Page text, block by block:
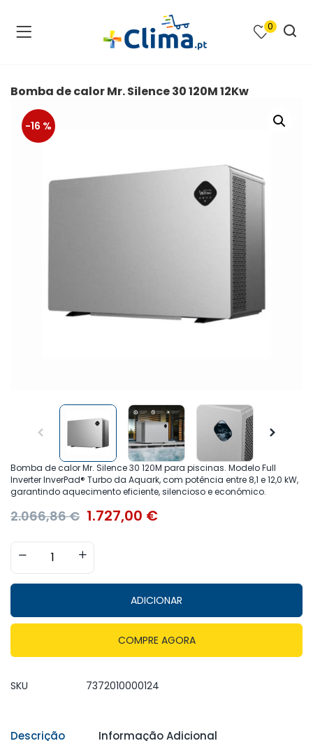
e Barbecues )
0
Bomba de calor Mr. Silence 30 120M 12Kw
-16 %
Bomba de calor Mr. Silence 30 120M para piscinas. Modelo Full
Inverter InverPad® Turbo da Aquark, com potência entre 8,1 e 12,0 kW,
garantindo aquecimento eficiente, silencioso e económico.
2.066,86€ 1.727,00 €
ADICIONAR
COMPRE AGORA
SKU 7372010000124
Descrição Informação Adicional